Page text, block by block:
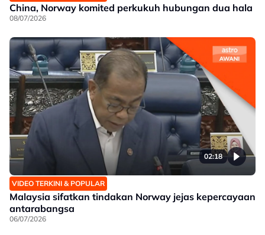
China, Norway komited perkukuh hubungan dua hala
08/07/2026
02:18
VIDEO TERKINI & POPULAR
Malaysia sifatkan tindakan Norway jejas kepercayaan
antarabangsa
06/07/2026